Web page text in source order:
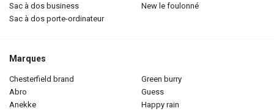
sac à dos business
sac à dos porte-ordinateur
new le foulonné
Marques
chesterfield brand
abro
anekke
green burry
guess
happy rain